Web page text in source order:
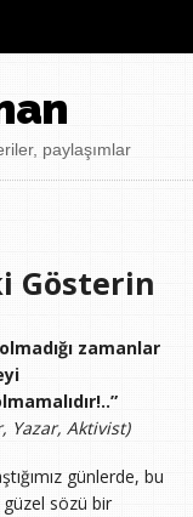
paylaşımlar
Gösterin
zamanlar
Yazar, Aktivist)
günlerde, bu
sözü bir